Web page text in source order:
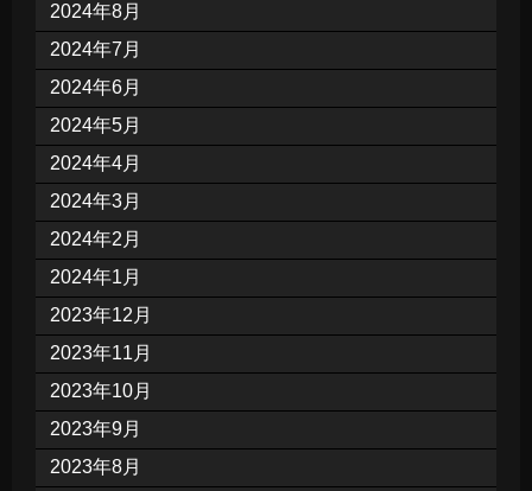
2024年8月
2024年7月
2024年6月
2024年5月
2024年4月
2024年3月
2024年2月
2024年1月
2023年12月
2023年11月
2023年10月
2023年9月
2023年8月